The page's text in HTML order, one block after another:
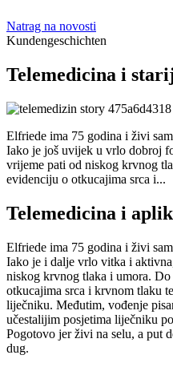
Natrag na novosti
Kundengeschichten
Telemedicina i
Elfriede ima 75 godina i živi
Iako je još uvijek u vrlo dobroj
vrijeme pati od niskog krvnog
evidenciju o otkucajima srca i...
Telemedicina i
Elfriede ima 75 godina i živi
Iako je i dalje vrlo vitka i
niskog krvnog tlaka i umora.
otkucajima srca i krvnom tlaku
liječniku. Međutim, vođenje
učestalijim posjetima liječniku
Pogotovo jer živi na selu, a put
dug.